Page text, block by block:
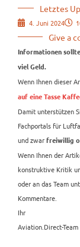
Letztes
4. Juni 2024
Give a
Informationen
viel Geld.
Wenn Ihnen dieser
auf eine Tasse
Damit unterstützen
Fachportals für
und zwar freiwillig
Wenn Ihnen der
konstruktive Kritik
oder an das Team
Kommentare.
Ihr
Aviation.Direct-Team